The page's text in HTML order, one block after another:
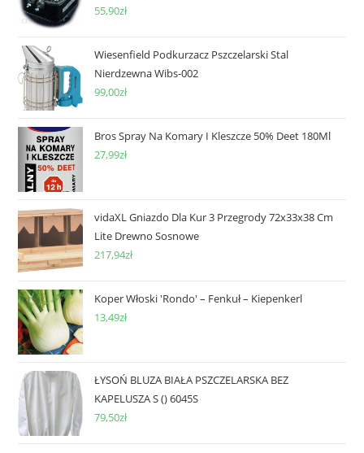
55,90zł
Wiesenfield Podkurzacz Pszczelarski Stal
Nierdzewna Wibs-002
99,00zł
Bros Spray Na Komary I Kleszcze 50% Deet 180Ml
27,99zł
vidaXL Gniazdo Dla Kur 3 Przegrody 72x33x38 Cm
Lite Drewno Sosnowe
217,94zł
Koper Włoski 'Rondo' – Fenkuł – Kiepenkerl
13,49zł
ŁYSOŃ BLUZA BIAŁA PSZCZELARSKA BEZ
KAPELUSZA S () 6045S
79,50zł